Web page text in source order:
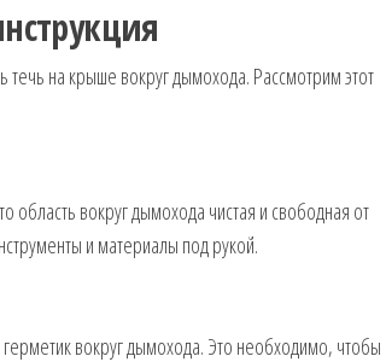
на крыше вокруг дымохода. Рассмотрим этот
область вокруг дымохода чистая и свободная от
и материалы под рукой.
вокруг дымохода. Это необходимо, чтобы